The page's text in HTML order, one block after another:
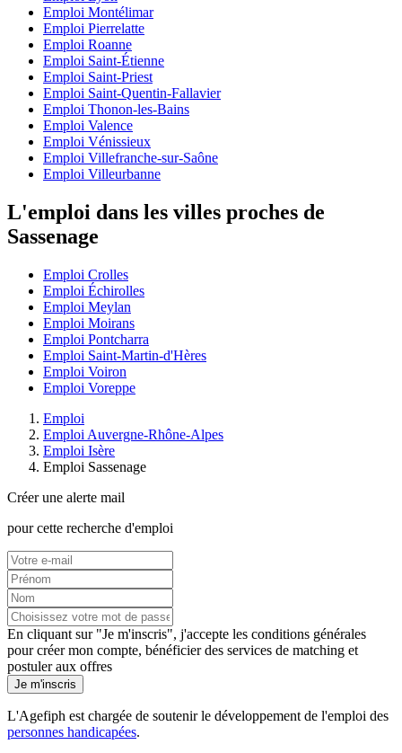
Emploi Montélimar
Emploi Pierrelatte
Emploi Roanne
Emploi Saint-Étienne
Emploi Saint-Priest
Emploi Saint-Quentin-Fallavier
Emploi Thonon-les-Bains
Emploi Valence
Emploi Vénissieux
Emploi Villefranche-sur-Saône
Emploi Villeurbanne
L'emploi dans les villes proches de
Sassenage
Emploi Crolles
Emploi Échirolles
Emploi Meylan
Emploi Moirans
Emploi Pontcharra
Emploi Saint-Martin-d'Hères
Emploi Voiron
Emploi Voreppe
Emploi
Emploi Auvergne-Rhône-Alpes
Emploi Isère
Emploi Sassenage
Créer une alerte mail
pour cette recherche d'emploi
En cliquant sur "Je m'inscris", j'accepte les conditions générales
pour créer mon compte, bénéficier des services de matching et
postuler aux offres
Je m'inscris
L'Agefiph est chargée de soutenir le développement de l'emploi des
personnes handicapées.